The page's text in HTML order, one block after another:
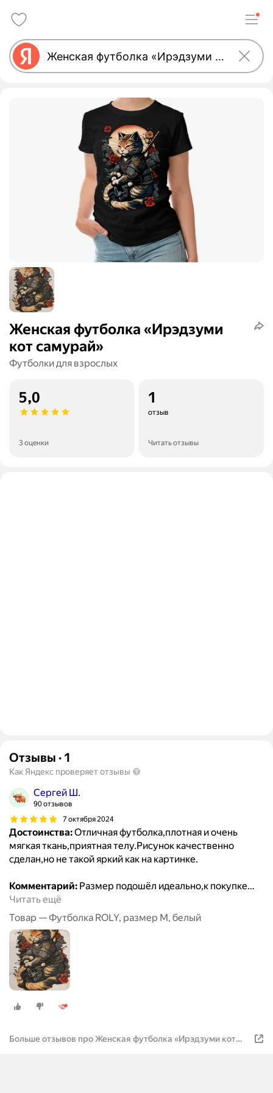
Женская футболка «Ирэдзуми
кот самурай»
Футболки для взрослых
5,0
3 оценки
1
отзыв
Читать отзывы
Отзывы · 1
Как Яндекс проверяет отзывы
Сергей Ш.
90 отзывов
7 октября 2024
Достоинства:Отличная футболка,плотная и очень
мягкая ткань,приятная телу.Рисунок качественно
сделан,но не такой яркий как на картинке.
Комментарий: Размер подошёл идеально,к покупке…
Читать ещё
Товар — Футболка ROLY, размер M, белый
Больше отзывов про Женская футболка «Ирэдзуми кот